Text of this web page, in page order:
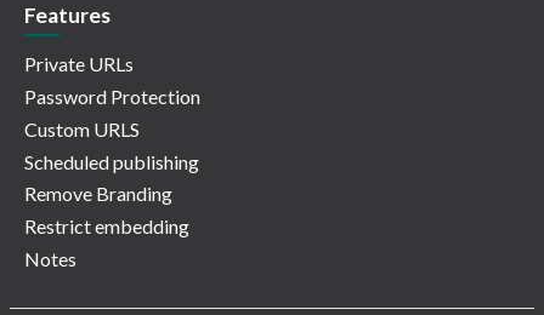
Features
Private URLs
Password Protection
Custom URLS
Scheduled publishing
Remove Branding
Restrict embedding
Notes